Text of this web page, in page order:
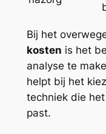
Bij het
kosten is het
analyse te
helpt bij het
techniek die
past.